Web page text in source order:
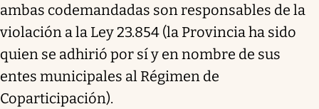
ambas codemandadas son responsables de la
violación a la Ley 23.854 (la Provincia ha sido
quien se adhirió por sí y en nombre de sus
entes municipales al Régimen de
Coparticipación).